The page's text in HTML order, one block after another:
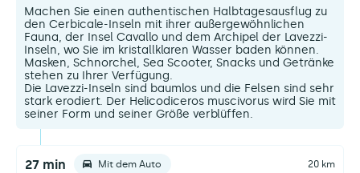
Machen Sie einen authentischen Halbtagesausflug zu
den Cerbicale-Inseln mit ihrer außergewöhnlichen
Fauna, der Insel Cavallo und dem Archipel der Lavezzi-
Inseln, wo Sie im kristallklaren Wasser baden können.
Masken, Schnorchel, Sea Scooter, Snacks und Getränke
stehen zu Ihrer Verfügung.
Die Lavezzi-Inseln sind baumlos und die Felsen sind sehr
stark erodiert. Der Helicodiceros muscivorus wird Sie mit
seiner Form und seiner Größe verblüffen.
27 min Mit dem Auto 20 km